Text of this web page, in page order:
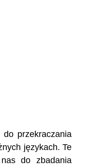
przekraczania
językach. Te
do zbadania